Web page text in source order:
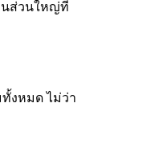
นส่วนใหญ่ที่
งหมด ไม่ว่า